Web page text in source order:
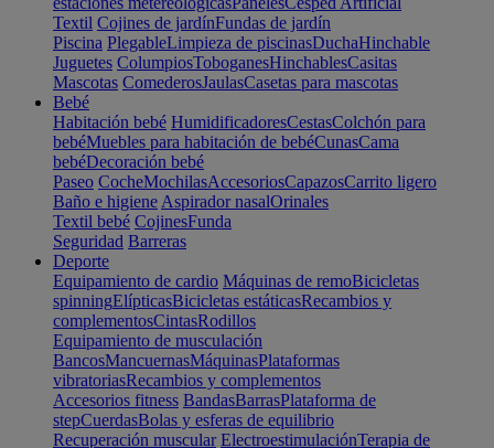
Textil Cojines de jardínFundas de jardín
Piscina PlegableLimpieza de piscinasDuchaHinchable
Juguetes ColumpiosToboganesHinchablesCasitas
Mascotas ComederosJaulasCasetas para mascotas
Bebé
Habitación bebé HumidificadoresCestasColchón para
bebéMuebles para habitación de bebéCunasCama
bebéDecoración bebé
Paseo CocheMochilasAccesoriosCapazosCarrito ligero
Baño e higiene Aspirador nasalOrinales
Textil bebé CojinesFunda
Seguridad Barreras
Deporte
Equipamiento de cardio Máquinas de remoBicicletas
spinningElípticasBicicletas estáticasRecambios y
complementosCintasRodillos
Equipamiento de musculación
BancosMancuernasMáquinasPlataformas
vibratoriasRecambios y complementos
Accesorios fitness BandasBarrasPlataforma de
stepCuerdasBolas y esferas de equilibrio
Recuperación muscular ElectroestimulaciónTerapia de